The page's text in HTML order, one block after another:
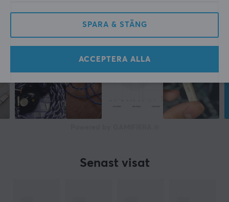
GARANTI
Producentens garanti
Senast visat
SPARA & STÄNG
ACCEPTERA ALLA